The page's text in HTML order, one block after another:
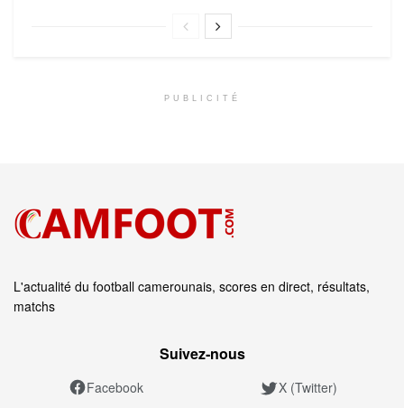
PUBLICITÉ
L'actualité du football camerounais, scores en direct, résultats,
matchs
Suivez‑nous
Facebook X (Twitter)